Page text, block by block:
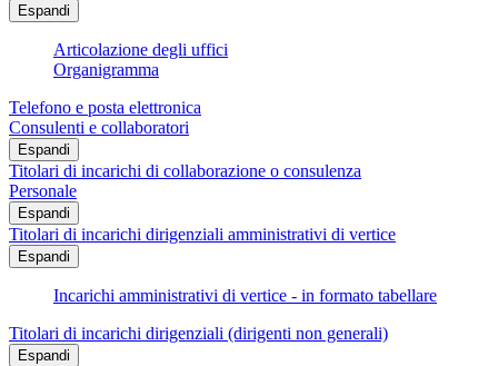
Espandi
Articolazione degli uffici
Organigramma
Telefono e posta elettronica
Consulenti e collaboratori
Espandi
Titolari di incarichi di collaborazione o consulenza
Personale
Espandi
Titolari di incarichi dirigenziali amministrativi di vertice
Espandi
Incarichi amministrativi di vertice - in formato tabellare
Titolari di incarichi dirigenziali (dirigenti non generali)
Espandi